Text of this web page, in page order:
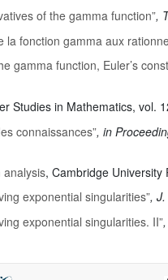
of the gamma function”,
la fonction gamma aux
function, Euler’s
Studies in Mathematics, vol.
connaissances”, in
analysis, Cambridge
exponential singularities”,
exponential singularities. II”